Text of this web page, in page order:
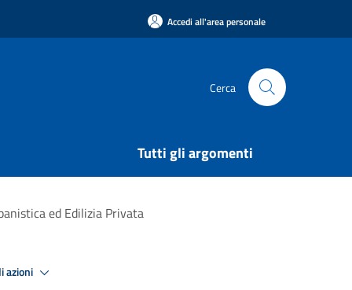
Accedi all'area personale
Cerca
Tutti gli argomenti
ed Edilizia Privata
azioni